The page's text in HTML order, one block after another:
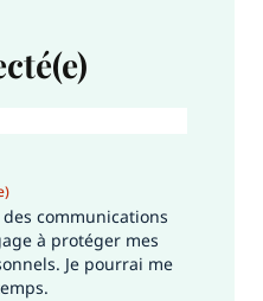
des communications
à protéger mes
Je pourrai me